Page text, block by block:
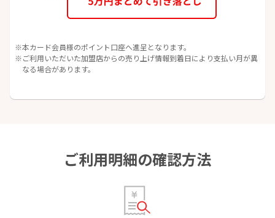
本カード会員様のポイント口座へ進呈となります。
ご利用いただいた加盟店からの売り上げ情報到着日により支払い月が異
なる場合があります。
ご利用明細の確認方法